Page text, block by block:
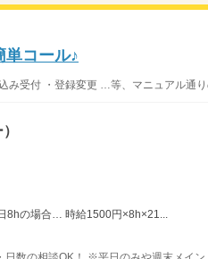
単コール♪
み受付 ・登録変更 …等、マニュアル通
8hの場合… 時給1500円×8h×21...